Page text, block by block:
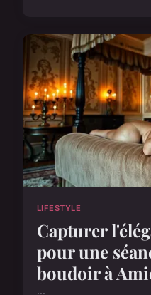
LIFESTYLE
Capturer
pour une
boudoir à
...